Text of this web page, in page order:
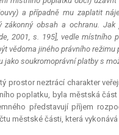
a případně mu zaplatit
obsah a ochranu.
2001, s. 195], vedle
vědoma jiného právního
jako soukromoprávní platby s
prostor neztrácí charakter
poplatku, byla městská
představují příjem
městské části, která